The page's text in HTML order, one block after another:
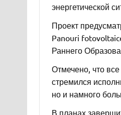
энергетической
Проект
Panouri
Раннего
Отмечено, что
стремился
но и намного
В планах